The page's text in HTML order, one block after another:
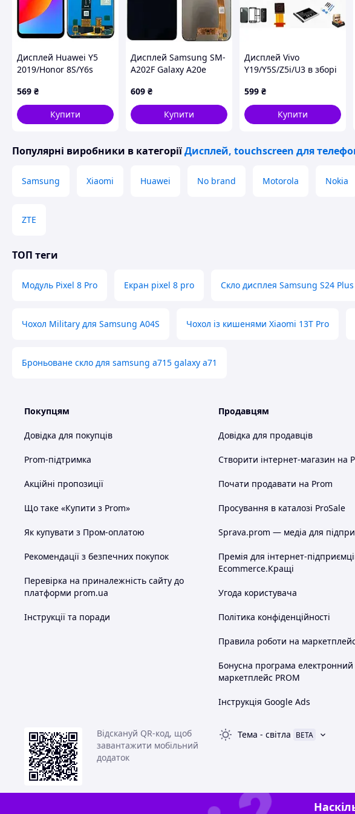
Дисплей Huawei Y5
2019/Honor 8S/Y6s
зборі з сенсором black
569 ₴
Купити
Дисплей Samsung SM-
A202F Galaxy A20e
сенсором black TFT
609 ₴
Купити
Дисплей Vivo
Y19/Y5S/Z5i/U3 в зборі
599 ₴
Купити
Популярні виробники в категоріїДисплей, touchscreen для
Samsung Xiaomi Huawei No brand Motorola Nokia
ZTE
ТОП теги
Модуль Pixel 8 Pro Екран pixel 8 pro Скло дисплея Samsung S24 Plus
Чохол Military для Samsung A04S Чохол із кишенями Xiaomi 13T Pro
Броньоване скло для samsung a715 galaxy a71
Покупцям
Довідка для покупців
Prom-підтримка
Акційні пропозиції
Що таке «Купити з Prom»
Як купувати з Пром-оплатою
Рекомендації з безпечних покупок
Перевірка на приналежність сайту до
платформи prom.ua
Інструкції та поради
Продавцям
Довідка для продавців
Створити інтернет-магазин на
Почати продавати на Prom
Просування в каталозі ProSale
Sprava.prom — медіа для
Премія для інтернет-
Ecommerce.Кращі
Угода користувача
Політика конфіденційності
Правила роботи на
Бонусна програма електронний
маркетплейс PROM
Інструкція Google Ads
Відскануй QR-код, щоб
завантажити мобільний
додаток
Тема - світла BETA